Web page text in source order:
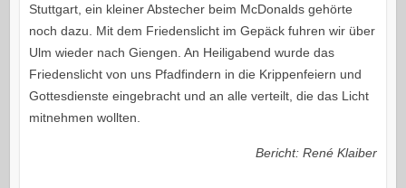
Stuttgart, ein kleiner Abstecher beim McDonalds gehörte
noch dazu. Mit dem Friedenslicht im Gepäck fuhren wir über
Ulm wieder nach Giengen. An Heiligabend wurde das
Friedenslicht von uns Pfadfindern in die Krippenfeiern und
Gottesdienste eingebracht und an alle verteilt, die das Licht
mitnehmen wollten.
Bericht: René Klaiber